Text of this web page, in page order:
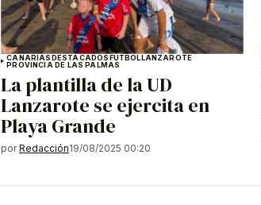
CANARIASDESTACADOSFÚTBOLLANZAROTE
PROVINCIA DE LAS PALMAS
La plantilla de la UD
Lanzarote se ejercita en
Playa Grande
por Redacción19/08/2025 00:20